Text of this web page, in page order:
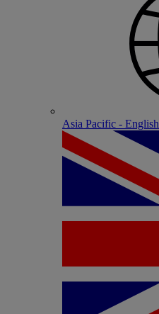
Asia Pacific - English